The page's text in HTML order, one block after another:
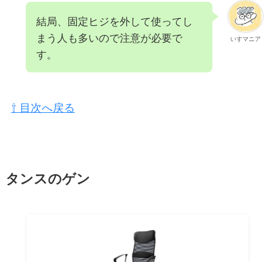
いすマニア
結局、固定ヒジを外して使ってし
まう人も多いので注意が必要で
す。
⇧ 目次へ戻る
タンスのゲン